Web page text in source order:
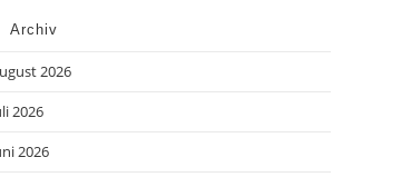
Archiv
2026
2026
2026